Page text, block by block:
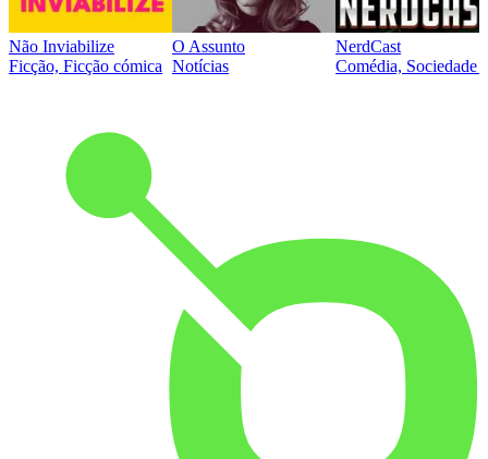
Não Inviabilize
Ficção, Ficção cómica
O Assunto
Notícias
NerdCast
Comédia, Sociedade